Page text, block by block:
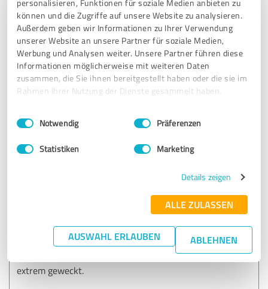
personalisieren, Funktionen für soziale Medien anbieten zu
können und die Zugriffe auf unsere Website zu analysieren.
Außerdem geben wir Informationen zu Ihrer Verwendung
unserer Website an unsere Partner für soziale Medien,
Werbung und Analysen weiter. Unsere Partner führen diese
Informationen möglicherweise mit weiteren Daten
zusammen, die Sie ihnen bereitgestellt haben oder die sie im
Rahmen Ihrer Nutzung der Dienste gesammelt haben.
Impressum Datenschutzbestimmungen
Einwilligungsauswahl
Notwendig Präferenzen
Statistiken Marketing
Details zeigen
ALLE ZULASSEN
AUSWAHL ERLAUBEN ABLEHNEN
5,00 von 5
SEHR GUT Empfehlung
Ich habe das große Glück, in meiner Meisterschule von
einem Dozenten unterrichtet zu werden, der nicht nur
tiefes Fachwissen beeindrucken mich jedes Mal aufs Neue.
verständlich, praxisnah und mit Begeisterung zu
und seine Fähigkeit, auf individuelle Fragen einzugehen,
ohne dabei den roten Faden zu verlieren. Man merkt sofort,
dass er selbst aus der Praxis kommt und nicht nur
theoretisch, sondern mit echter Erfahrung unterrichtet.
Durch seine motivierende Art hat er bei mir das Interesse
extrem geweckt.